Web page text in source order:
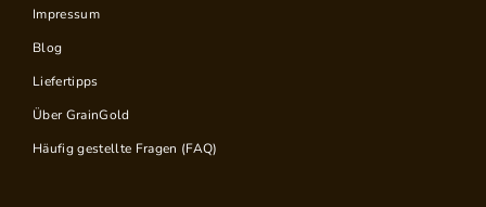
Impressum
Blog
Liefertipps
Über GrainGold
Häufig gestellte Fragen (FAQ)